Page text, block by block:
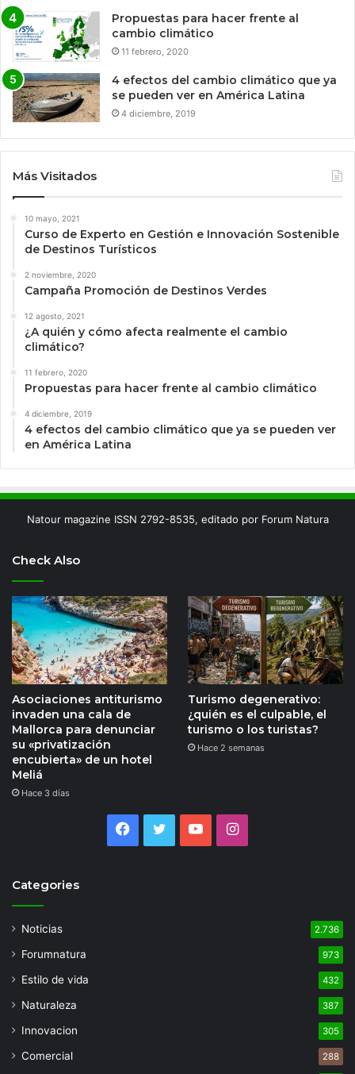
Propuestas para hacer frente al
cambio climático
11 febrero, 2020
4 efectos del cambio climático que ya
se pueden ver en América Latina
4 diciembre, 2019
Más Visitados
10 mayo, 2021
Curso de Experto en Gestión e Innovación Sostenible
de Destinos Turísticos
2 noviembre, 2020
Campaña Promoción de Destinos Verdes
12 agosto, 2021
¿A quién y cómo afecta realmente el cambio
climático?
11 febrero, 2020
Propuestas para hacer frente al cambio climático
4 diciembre, 2019
4 efectos del cambio climático que ya se pueden ver
en América Latina
Natour magazine ISSN 2792-8535, editado por Forum Natura
Check Also
Asociaciones antiturismo
invaden una cala de
Mallorca para denunciar
su «privatización
encubierta» de un hotel
Meliá
Hace 3 días
Turismo degenerativo:
¿quién es el culpable, el
turismo o los turistas?
Hace 2 semanas
Facebook
TwitterYouTubeInstagram
Categories
Noticias 2.736
Forumnatura 973
Estilo de vida 432
Naturaleza 387
Innovacion 305
Comercial 288